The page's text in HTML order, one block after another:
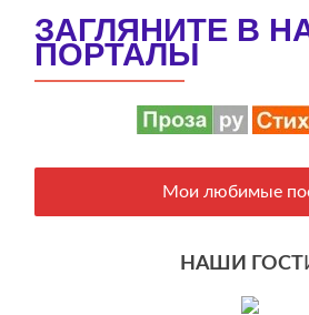
ЗАГЛЯНИТЕ В
ПОРТАЛЫ
Мои любимые
НАШИ ГОСТ